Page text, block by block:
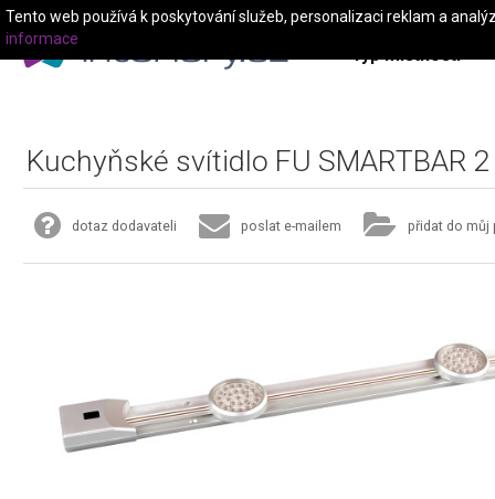
Typ místnosti
Kuchyňské svítidlo FU SMARTBAR 2
dotaz dodavateli poslat e-mailem přidat do můj
Tento web používá k poskytování služeb, personalizaci reklam a
informace